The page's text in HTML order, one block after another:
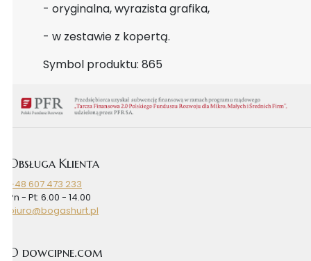
- oryginalna, wyrazista grafika,
- w zestawie z kopertą.
Symbol produktu: 865
Obsługa Klienta
+48 607 473 233
Pn - Pt: 6.00 - 14.00
biuro@bogashurt.pl
O dowcipne.com